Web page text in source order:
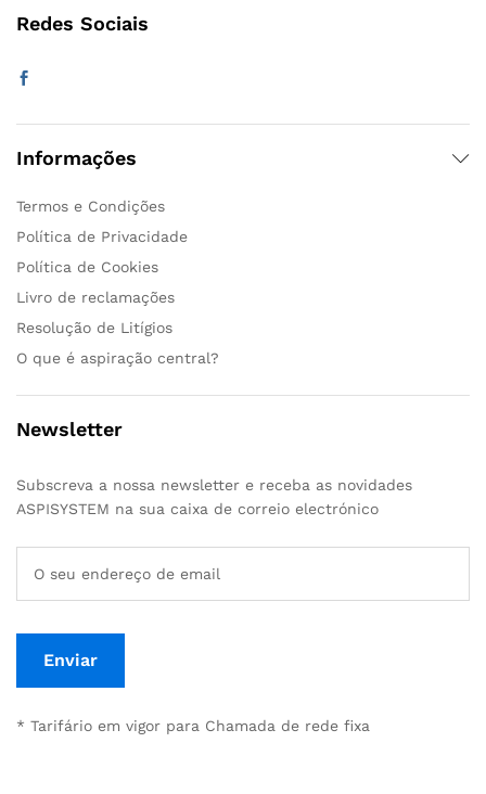
Redes Sociais
Informações
Termos e Condições
Política de Privacidade
Política de Cookies
Livro de reclamações
Resolução de Litígios
O que é aspiração central?
Newsletter
Subscreva a nossa newsletter e receba as novidades
ASPISYSTEM na sua caixa de correio electrónico
* Tarifário em vigor para Chamada de rede fixa